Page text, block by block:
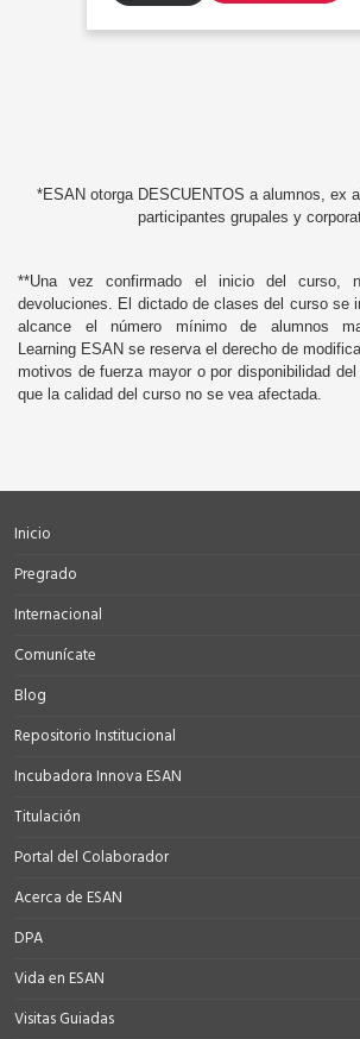
*ESAN otorga DESCUENTOS a alumnos, ex
participantes grupales y
**Una vez confirmado el inicio del curso,
devoluciones. El dictado de clases del curso se
alcance el número mínimo de alumnos
Learning ESAN se reserva el derecho de
motivos de fuerza mayor o por disponibilidad
que la calidad del curso no se vea afectada.
Inicio
Pregrado
Internacional
Comunícate
Blog
Repositorio Institucional
Incubadora Innova ESAN
Titulación
Portal del Colaborador
Acerca de ESAN
DPA
Vida en ESAN
Visitas Guiadas